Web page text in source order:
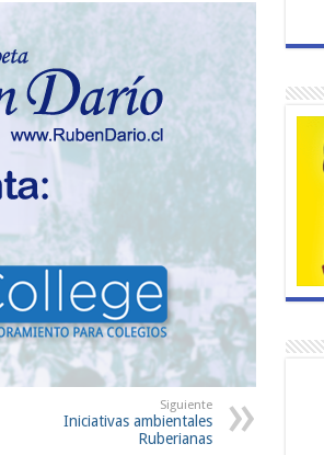
Siguiente
Iniciativas ambientales
Ruberianas